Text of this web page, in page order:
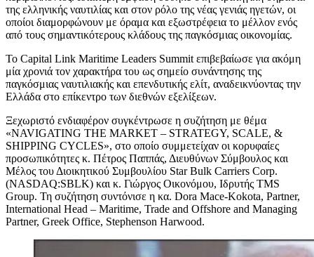
της ελληνικής ναυτιλίας και στον ρόλο της νέας γενιάς ηγετών, οι
οποίοι διαμορφώνουν με όραμα και εξωστρέφεια το μέλλον ενός
από τους σημαντικότερους κλάδους της παγκόσμιας οικονομίας.
Το Capital Link Maritime Leaders Summit επιβεβαίωσε για ακόμη
μία χρονιά τον χαρακτήρα του ως σημείο συνάντησης της
παγκόσμιας ναυτιλιακής και επενδυτικής ελίτ, αναδεικνύοντας την
Ελλάδα στο επίκεντρο των διεθνών εξελίξεων.
Ξεχωριστό ενδιαφέρον συγκέντρωσε η συζήτηση με θέμα
«NAVIGATING THE MARKET – STRATEGY, SCALE, &
SHIPPING CYCLES», στο οποίο συμμετείχαν οι κορυφαίες
προσωπικότητες κ. Πέτρος Παππάς, Διευθύνων Σύμβουλος και
Μέλος του Διοικητικού Συμβουλίου Star Bulk Carriers Corp.
(NASDAQ:SBLK) και κ. Γιώργος Οικονόμου, Ιδρυτής TMS
Group. Τη συζήτηση συντόνισε η κα. Dora Mace-Kokota, Partner,
International Head – Maritime, Trade and Offshore and Managing
Partner, Greek Office, Stephenson Harwood.